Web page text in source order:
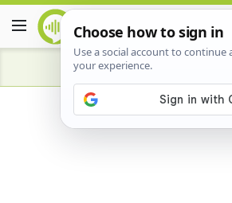
Advertisement